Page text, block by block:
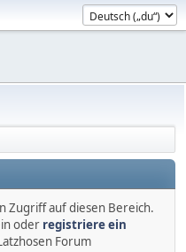
Zugriff auf diesen Bereich.
oder registriere ein
Forum